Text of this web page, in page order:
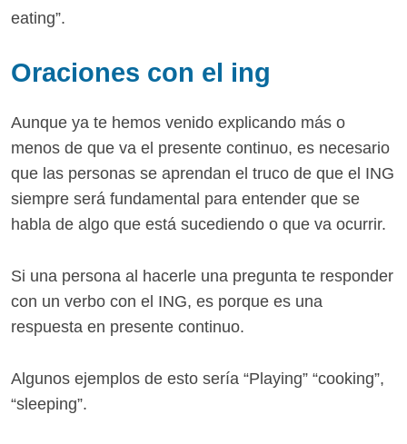
eating”.
Oraciones con el ing
Aunque ya te hemos venido explicando más o
menos de que va el presente continuo, es necesario
que las personas se aprendan el truco de que el ING
siempre será fundamental para entender que se
habla de algo que está sucediendo o que va ocurrir.
Si una persona al hacerle una pregunta te responder
con un verbo con el ING, es porque es una
respuesta en presente continuo.
Algunos ejemplos de esto sería “Playing” “cooking”,
“sleeping”.